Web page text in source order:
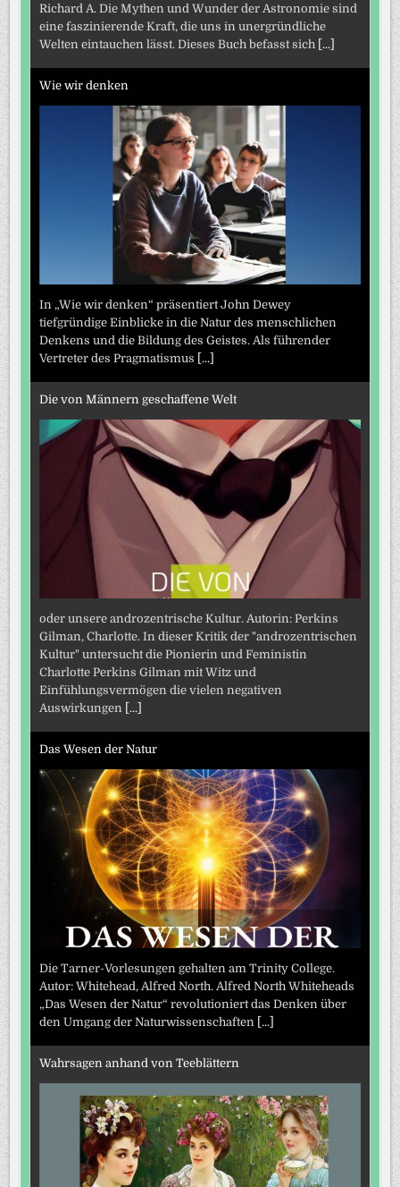
Richard A. Die Mythen und Wunder der Astronomie sind
eine faszinierende Kraft, die uns in unergründliche
Welten eintauchen lässt. Dieses Buch befasst sich
[...]
Wie wir denken
In „Wie wir denken“ präsentiert John Dewey
tiefgründige Einblicke in die Natur des menschlichen
Denkens und die Bildung des Geistes. Als führender
Vertreter des Pragmatismus
[...]
Die von Männern geschaffene Welt
oder unsere androzentrische Kultur. Autorin: Perkins
Gilman, Charlotte. In dieser Kritik der "androzentrischen
Kultur" untersucht die Pionierin und Feministin
Charlotte Perkins Gilman mit Witz und
Einfühlungsvermögen die vielen negativen
Auswirkungen
[...]
Das Wesen der Natur
Die Tarner-Vorlesungen gehalten am Trinity College.
Autor: Whitehead, Alfred North. Alfred North Whiteheads
„Das Wesen der Natur“ revolutioniert das Denken über
den Umgang der Naturwissenschaften
[...]
Wahrsagen anhand von Teeblättern